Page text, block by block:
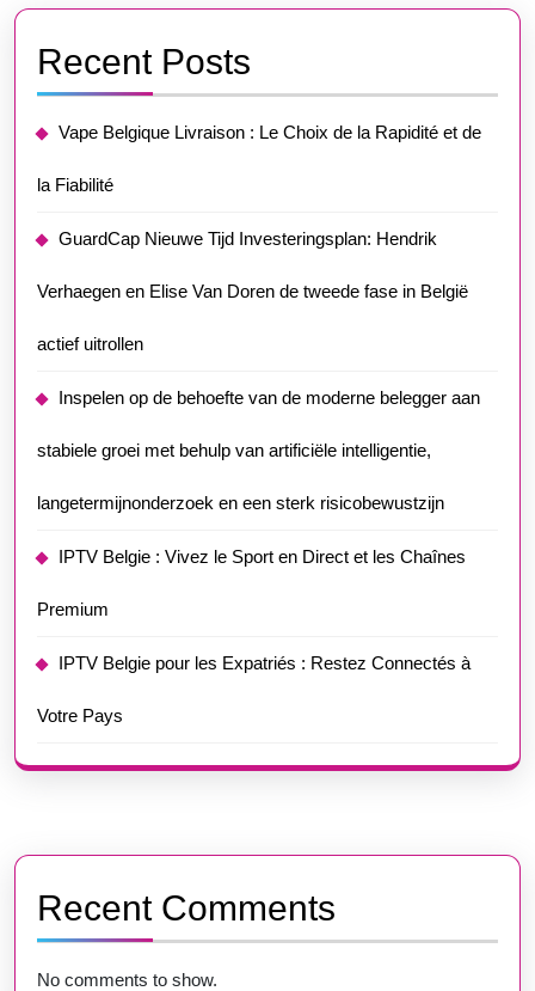
Recent Posts
Vape Belgique Livraison : Le Choix de la Rapidité et de
la Fiabilité
GuardCap Nieuwe Tijd Investeringsplan: Hendrik
Verhaegen en Elise Van Doren de tweede fase in België
actief uitrollen
Inspelen op de behoefte van de moderne belegger aan
stabiele groei met behulp van artificiële intelligentie,
langetermijnonderzoek en een sterk risicobewustzijn
IPTV Belgie : Vivez le Sport en Direct et les Chaînes
Premium
IPTV Belgie pour les Expatriés : Restez Connectés à
Votre Pays
Recent Comments
No comments to show.